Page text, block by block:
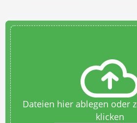
Dateien hier ablegen oder
klicken